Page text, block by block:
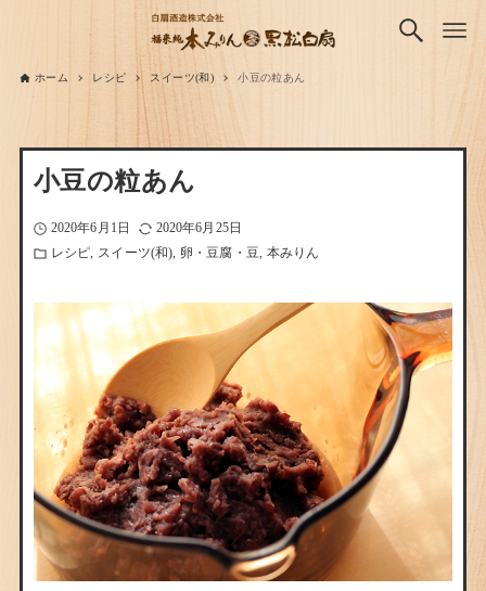
ホーム レシピ スイーツ(和) 小豆の粒あん
小豆の粒あん
2020年6月1日
2020年6月25日
レシピ スイーツ(和) 卵・豆腐・豆 本みりん